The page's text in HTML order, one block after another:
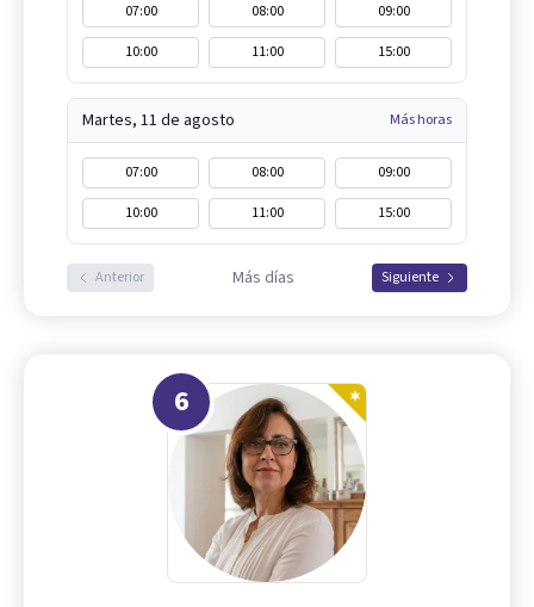
07:00 08:00
09:00
10:00
11:00 15:00
Martes, 11 de agosto Más horas
07:00 08:00
09:00
10:00
11:00 15:00
Anterior Más días Siguiente
6